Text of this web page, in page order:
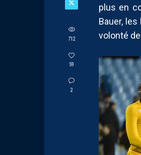
712
59
2
plus en
Bauer,
volonté